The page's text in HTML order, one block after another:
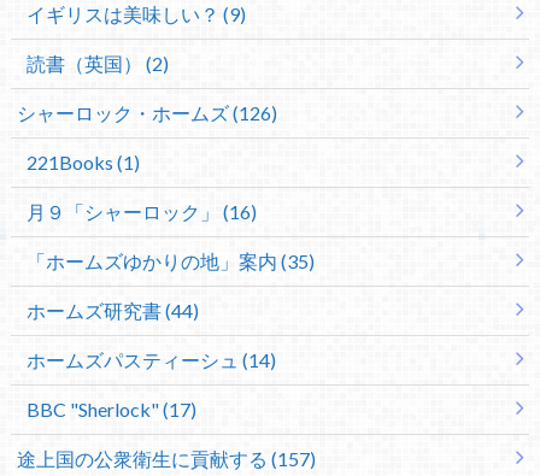
イギリスは美味しい？ (9)
読書（英国） (2)
シャーロック・ホームズ (126)
221Books (1)
月９「シャーロック」 (16)
「ホームズゆかりの地」案内 (35)
ホームズ研究書 (44)
ホームズパスティーシュ (14)
BBC "Sherlock" (17)
途上国の公衆衛生に貢献する (157)